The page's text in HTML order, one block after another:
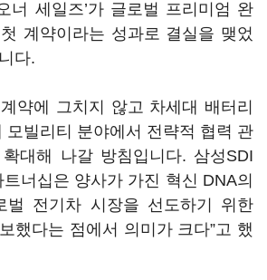
너 세일즈’가 글로벌 프리미엄 완
계약이라는 성과로 결실을 맺었
다.
약에 그치지 않고 차세대 배터리
모빌리티 분야에서 전략적 협력 관
대해 나갈 방침입니다. 삼성SDI
너십은 양사가 가진 혁신 DNA의
벌 전기차 시장을 선도하기 위한
했다는 점에서 의미가 크다”고 했